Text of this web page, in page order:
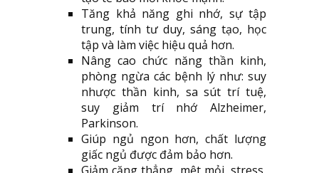
Tăng khả năng ghi nhớ, sự tập
trung, tính tư duy, sáng tạo, học
tập và làm việc hiệu quả hơn.
Nâng cao chức năng thần kinh,
phòng ngừa các bệnh lý như: suy
nhược thần kinh, sa sút trí tuệ,
suy giảm trí nhớ Alzheimer,
Parkinson.
Giúp ngủ ngon hơn, chất lượng
giấc ngủ được đảm bảo hơn.